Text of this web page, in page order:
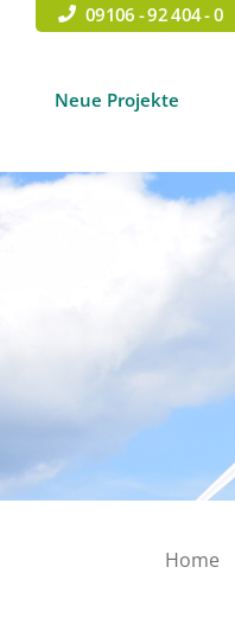
09106 - 92 404 - 0
Neue Projekte
Home